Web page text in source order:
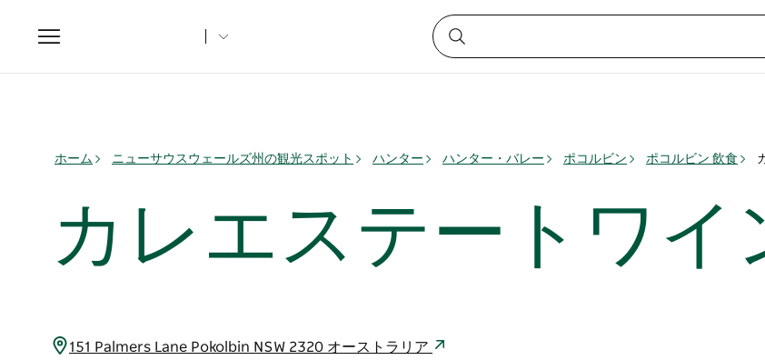
Toggle
navigation
ホーム ニューサウスウェールズ州の観光スポット ハンター ハンター・バレー ポコルビン ポコルビン 飲食
カレエステートワイ
151 Palmers Lane Pokolbin NSW 2320 オーストラリア